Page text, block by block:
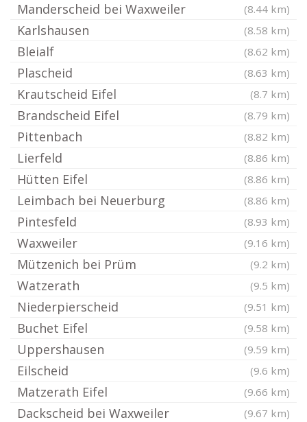
Manderscheid bei Waxweiler (8.44 km)
Karlshausen (8.58 km)
Bleialf (8.62 km)
Plascheid (8.63 km)
Krautscheid Eifel (8.7 km)
Brandscheid Eifel (8.79 km)
Pittenbach (8.82 km)
Lierfeld (8.86 km)
Hütten Eifel (8.86 km)
Leimbach bei Neuerburg (8.86 km)
Pintesfeld (8.93 km)
Waxweiler (9.16 km)
Mützenich bei Prüm (9.2 km)
Watzerath (9.5 km)
Niederpierscheid (9.51 km)
Buchet Eifel (9.58 km)
Uppershausen (9.59 km)
Eilscheid (9.6 km)
Matzerath Eifel (9.66 km)
Dackscheid bei Waxweiler (9.67 km)